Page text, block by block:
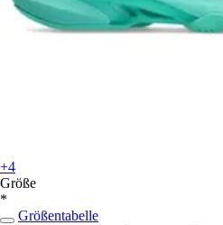
+4
Größe
*
Größentabelle